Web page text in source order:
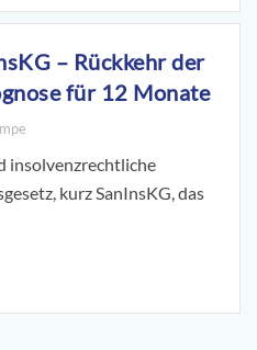
– Rückkehr der
für 12 Monate
insolvenzrechtliche
kurz SanInsKG, das